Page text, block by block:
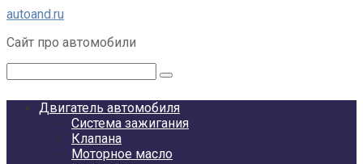
Перейти
контенту
autoand.ru
Сайт про автомобили
Двигатель автомобиля
Система зажигания
Клапана
Моторное масло